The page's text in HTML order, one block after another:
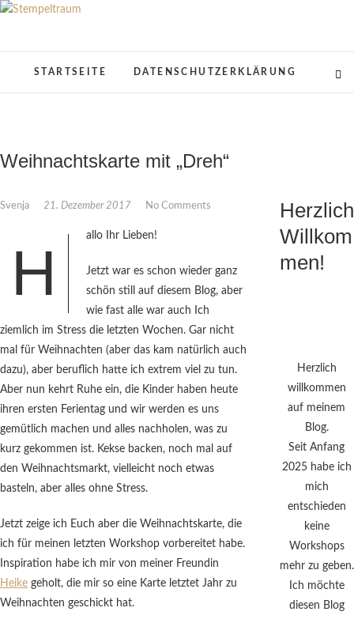
Skip
Stempeltraum
STARTSEITE DATENSCHUTZERKLÄRUNG
Weihnachtskarte mit „Dreh“
Svenja 21. Dezember 2017 No Comments
H
allo Ihr Lieben!
Jetzt war es schon wieder ganz
schön still auf diesem Blog, aber
wie fast alle war auch Ich
ziemlich im Stress die letzten Wochen. Gar nicht
mal für Weihnachten (aber das kam natürlich auch
dazu), aber beruflich hatte ich extrem viel zu tun.
Aber nun kehrt Ruhe ein, die Kinder haben heute
ihren ersten Ferientag und wir werden es uns
gemütlich machen und alles nachholen, was zu
kurz gekommen ist. Kekse backen, noch mal auf
den Weihnachtsmarkt, vielleicht noch etwas
basteln, aber alles ohne Stress.
Jetzt zeige ich Euch aber die Weihnachtskarte, die
ich für meinen letzten Workshop vorbereitet habe.
Inspiration habe ich mir von meiner Freundin
Heike geholt, die mir so eine Karte letztet Jahr zu
Weihnachten geschickt hat.
Herzlich
Willkom
men!
Herzlich
willkommen
auf meinem
Blog.
Seit Anfang
2025 habe ich
mich
entschieden
keine
Workshops
mehr zu geben.
Ich möchte
diesen Blog